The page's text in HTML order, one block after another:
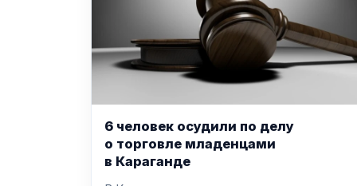
6 человек осудили по делу
о торговле младенцами
в Караганде